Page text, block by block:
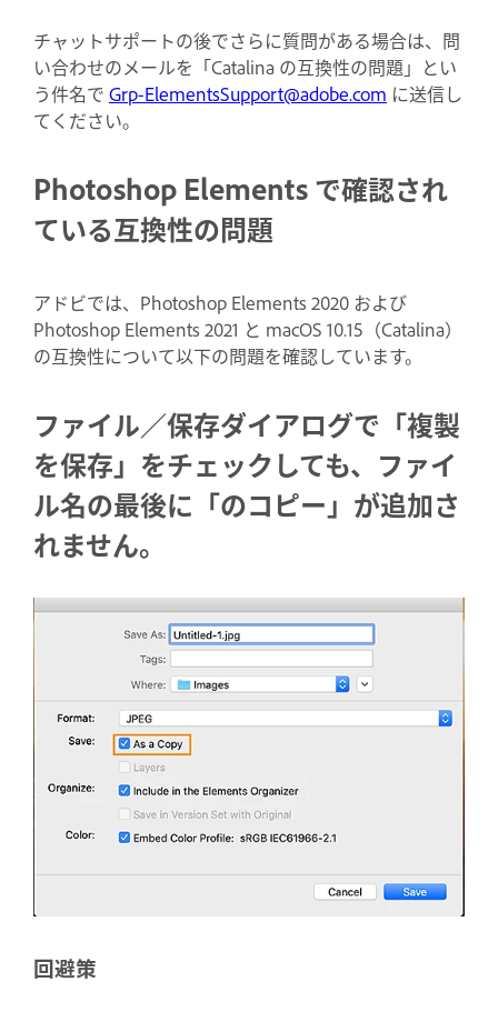
チャットサポートの後でさらに質問がある場合は、問
い合わせのメールを「Catalina の互換性の問題」とい
う件名で Grp-ElementsSupport@adobe.com に送信し
てください。
Photoshop Elements で確認され
ている互換性の問題
アドビでは、Photoshop Elements 2020 および
Photoshop Elements 2021 と macOS 10.15（Catalina）
の互換性について以下の問題を確認しています。
ファイル／保存ダイアログで「複製
を保存」をチェックしても、ファイ
ル名の最後に「のコピー」が追加さ
れません。
回避策